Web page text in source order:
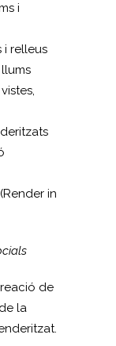
i
i relleus
in
de
la